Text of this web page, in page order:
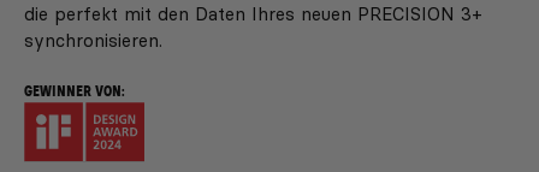
die perfekt mit den Daten Ihres neuen PRECISION 3+
synchronisieren.
GEWINNER VON: